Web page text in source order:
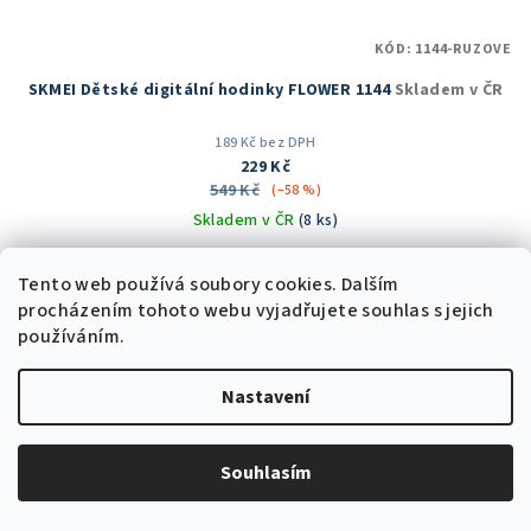
Tento web používá soubory cookies. Dalším
procházením tohoto webu vyjadřujete souhlas s jejich
používáním.
Nastavení
Souhlasím
SKMEI Dětské digitální hodinky FLOWER 1144Skladem v ČR
189 Kč bez DPH
229 Kč
549 Kč (–58 %)
Skladem v ČR (8 ks)
hodnocení
produktu
z
5
hvězdiček.
Do košíku
KÓD: 1144-RUZOVE